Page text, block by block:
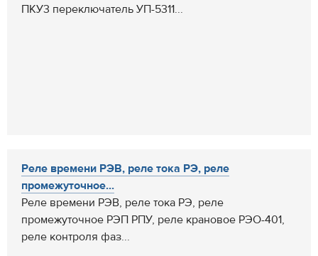
ПКУ3 переключатель УП-5311...
Реле времени РЭВ, реле тока РЭ, реле
промежуточное...
Реле времени РЭВ, реле тока РЭ, реле
промежуточное РЭП РПУ, реле крановое РЭО-401,
реле контроля фаз...